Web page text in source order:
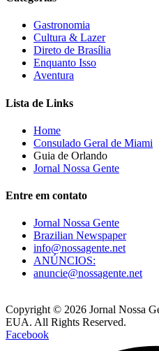
Gastronomia
Cultura & Lazer
Direto de Brasília
Enquanto Isso
Aventura
Lista de Links
Home
Consulado Geral de Miami
Guia de Orlando
Jornal Nossa Gente
Entre em contato
Jornal Nossa Gente
Brazilian Newspaper
info@nossagente.net
ANÚNCIOS:
anuncie@nossagente.net
Copyright © 2026 Jornal Nossa
EUA. All Rights Reserved.
Facebook